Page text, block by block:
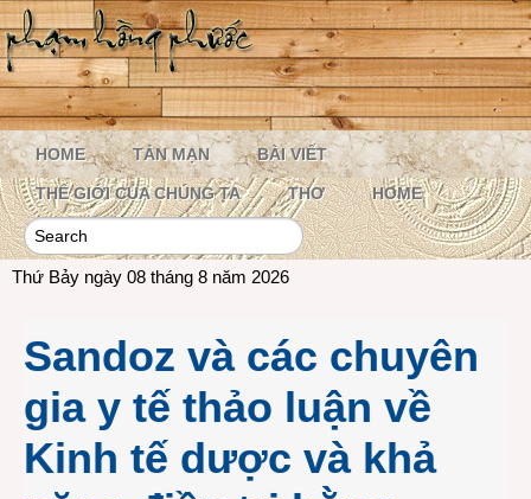
HOME TẢN MẠN BÀI VIẾT
THẾ GIỚI CỦA CHÚNG TA THƠ HOME
Thứ Bảy ngày 08 tháng 8 năm 2026
Sandoz và các chuyên
gia y tế thảo luận về
Kinh tế dược và khả